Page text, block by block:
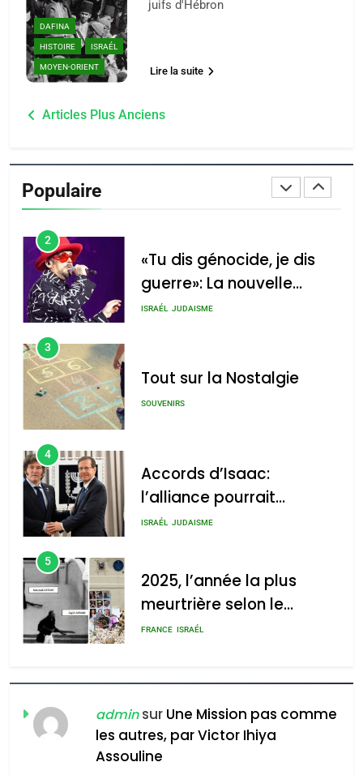
DAFINA
HISTOIRE
ISRAÉL
MOYEN-ORIENT
juifs d'Hébron
Lire la suite
Navigation
articles
Articles Plus Anciens
Populaire
du terroir
1
De Loya Stauber
guerre»: La nouvelle
chanson de Boy George
3
Tout sur la Nostalgie
4
Accords d’Isaac:
l’alliance pourrait
s’étendre à 13 pays
5
2025, l’année la plus
meurtrière selon le
rapport d’ADL contre
FRANCE ISRAÉL
6
FIÈRE, DIGNE ET RÉSILIENTE :
POURQUOI JE REVENDIQUE
MA JUDAÏTE par Thérèse
ISRAÉL JUDAISME
CE QUI NOUS MANQUE –
Jacques Hadida
JUDAISME
adminsur Une Mission pas comme
les autres, par Victor Ihiya
Assouline